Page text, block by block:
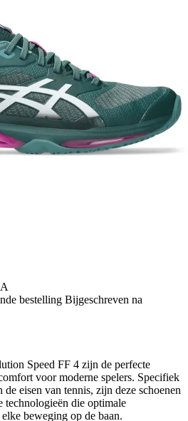
bestelling Bijgeschreven na
Speed FF 4 zijn de perfecte
voor moderne spelers. Specifiek
eisen van tennis, zijn deze schoenen
technologieën die optimale
beweging op de baan.